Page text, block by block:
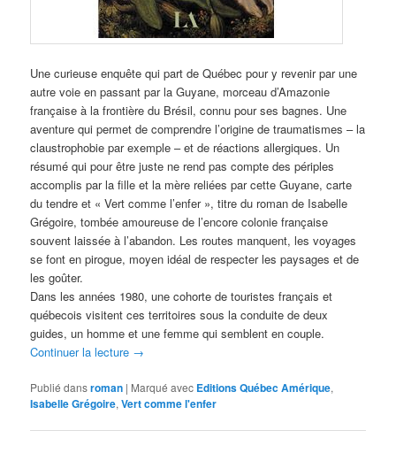
Une curieuse enquête qui part de Québec pour y revenir par une
autre voie en passant par la Guyane, morceau d’Amazonie
française à la frontière du Brésil, connu pour ses bagnes. Une
aventure qui permet de comprendre l’origine de traumatismes – la
claustrophobie par exemple – et de réactions allergiques. Un
résumé qui pour être juste ne rend pas compte des périples
accomplis par la fille et la mère reliées par cette Guyane, carte
du tendre et « Vert comme l’enfer », titre du roman de Isabelle
Grégoire, tombée amoureuse de l’encore colonie française
souvent laissée à l’abandon. Les routes manquent, les voyages
se font en pirogue, moyen idéal de respecter les paysages et de
les goûter.
Dans les années 1980, une cohorte de touristes français et
québecois visitent ces territoires sous la conduite de deux
guides, un homme et une femme qui semblent en couple.
Continuer la lecture →
Publié dansroman | Marqué avec Editions Québec Amérique,
Isabelle Grégoire,Vert comme l'enfer